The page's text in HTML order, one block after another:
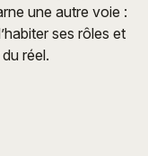
une autre voie :
ses rôles et
réel.